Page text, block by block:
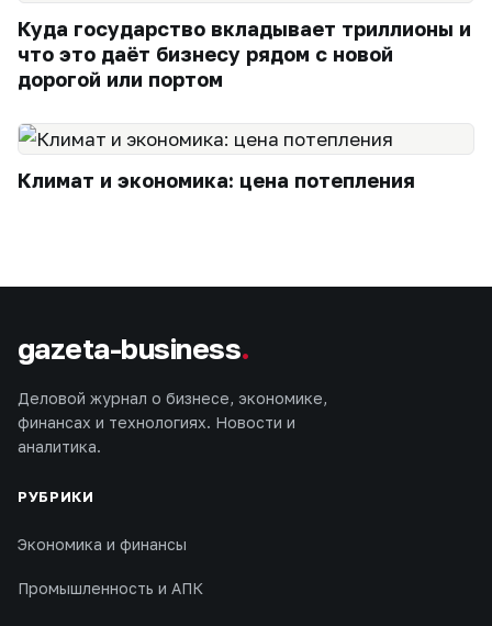
Куда государство вкладывает триллионы и
что это даёт бизнесу рядом с новой
дорогой или портом
Климат и экономика: цена потепления
gazeta-business.
Деловой журнал о бизнесе, экономике,
финансах и технологиях. Новости и
аналитика.
РУБРИКИ
Экономика и финансы
Промышленность и АПК